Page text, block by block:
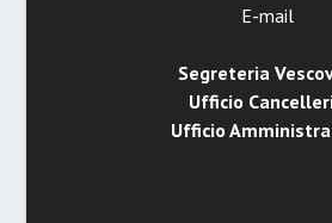
E-mail
Segreteria
Ufficio
Ufficio